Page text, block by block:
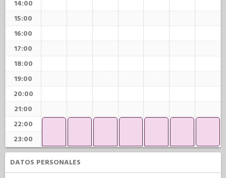
14:00
15:00
16:00
17:00
18:00
19:00
20:00
21:00
22:00
23:00
DATOS PERSONALES